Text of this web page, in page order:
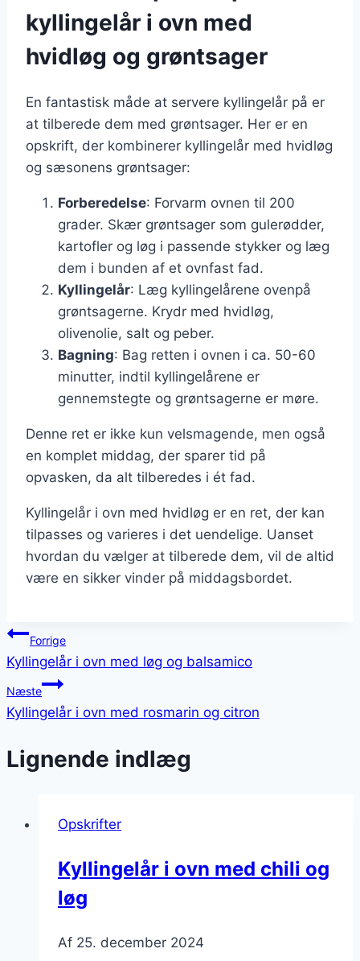
kyllingelår i ovn med
hvidløg og grøntsager
En fantastisk måde at servere kyllingelår på er
at tilberede dem med grøntsager. Her er en
opskrift, der kombinerer kyllingelår med hvidløg
og sæsonens grøntsager:
Forberedelse: Forvarm ovnen til 200
grader. Skær grøntsager som gulerødder,
kartofler og løg i passende stykker og læg
dem i bunden af et ovnfast fad.
Kyllingelår: Læg kyllingelårene ovenpå
grøntsagerne. Krydr med hvidløg,
olivenolie, salt og peber.
Bagning: Bag retten i ovnen i ca. 50-60
minutter, indtil kyllingelårene er
gennemstegte og grøntsagerne er møre.
Denne ret er ikke kun velsmagende, men også
en komplet middag, der sparer tid på
opvasken, da alt tilberedes i ét fad.
Kyllingelår i ovn med hvidløg er en ret, der kan
tilpasses og varieres i det uendelige. Uanset
hvordan du vælger at tilberede dem, vil de altid
være en sikker vinder på middagsbordet.
Indlægsnavigation
Forrige
Kyllingelår i ovn med løg og balsamico
Næste
Kyllingelår i ovn med rosmarin og citron
Lignende indlæg
Opskrifter
Kyllingelår i ovn med chili og
løg
Af 25. december 2024